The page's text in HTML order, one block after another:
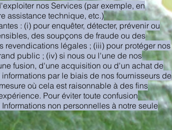
nos Services (par exemple, en
assistance technique, etc.)
: (i) pour enquêter, détecter, prévenir ou
des soupçons de fraude ou des
revendications légales ; (iii) pour protéger nos
public ; (iv) si nous ou l'une de nos
fusion, d'une acquisition ou d'un achat de
par le biais de nos fournisseurs de
où cela est raisonnable à des fins
Pour éviter toute confusion
non personnelles à notre seule